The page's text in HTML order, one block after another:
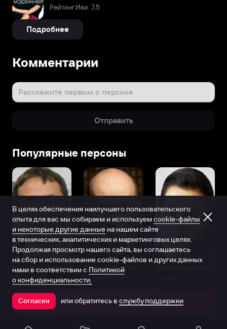
Рейтинг Иви: 7,5
Подробнее
Комментарии
Расскажите первым о персоне
Отправить
Популярные персоны
Виталий Шляппо
Продюсер Актёр дубляжа
Открыть в приложении
В целях обеспечения наилучшего пользовательского
опыта для вас мы собираем и используем cookie-файлы
и некоторые другие данные на нашем сайте
в технических, аналитических и маркетинговых целях.
Продолжая просмотр нашего сайта, вы соглашаетесь
на сбор и использование cookie-файлов и других данных
нами в соответствии с Политикой
о конфиденциальности.
Согласен или обратитесь в службу поддержки